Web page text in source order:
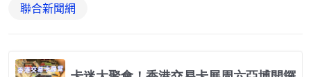
聯合新聞網